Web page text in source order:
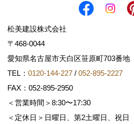
松美建設株式会社
〒468-0044
愛知県名古屋市天白区笹原町703番地
TEL： 0120-144-227 / 052-895-2227
FAX：052-895-2950
＜営業時間＞8:30〜17:30
＜定休日＞日曜日、第2土曜日、祝日